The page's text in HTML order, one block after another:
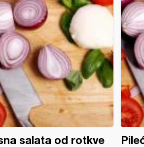
salata od rotkve